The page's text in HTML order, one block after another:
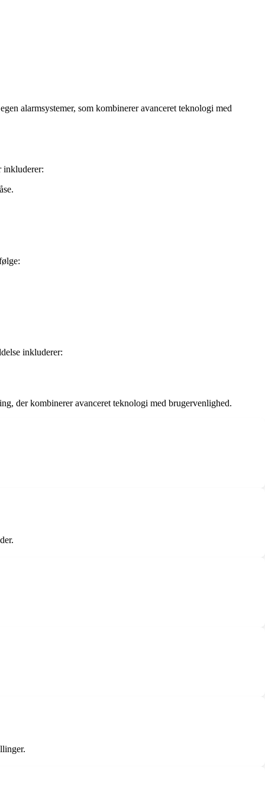
alarmsystemer, som kombinerer avanceret teknologi med
inkluderer:
inkluderer:
der kombinerer avanceret teknologi med brugervenlighed.